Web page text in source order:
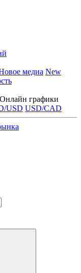
медиа New
Онлайн графики
USD USD/CAD